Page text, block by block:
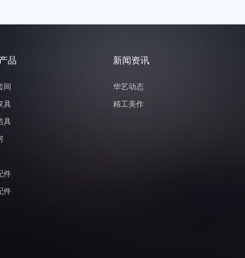
品
间
具
具
件
件
新闻资讯
华艺动态
精工美作